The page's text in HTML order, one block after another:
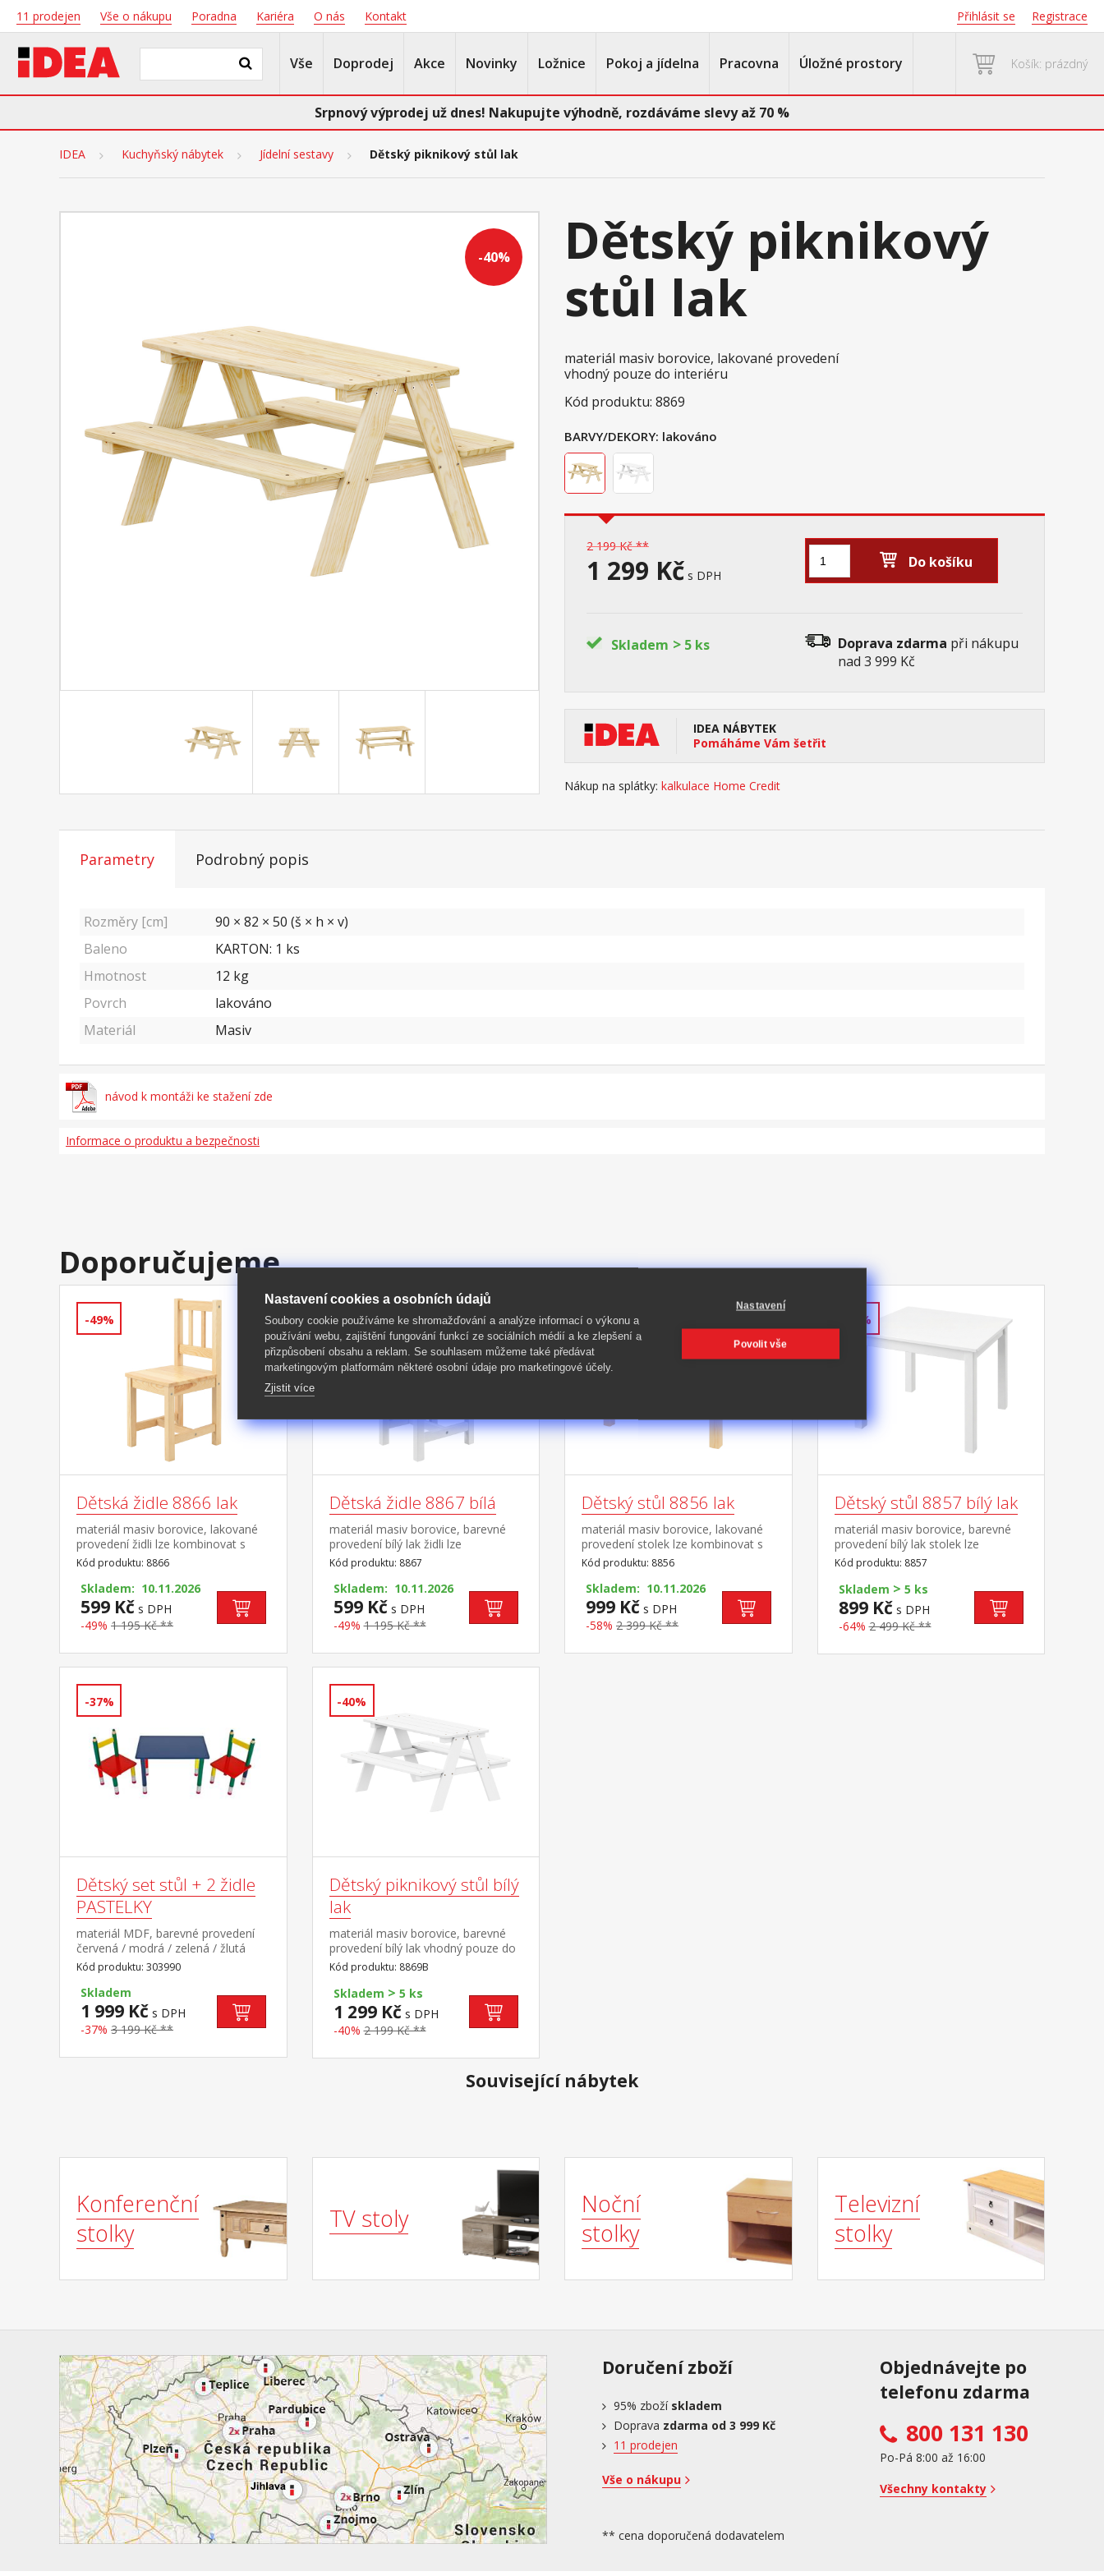
11 prodejen Vše o nákupu Poradna Kariéra O nás Kontakt Přihlásit se Registrace
Vše Doprodej Akce Novinky Ložnice Pokoj a jídelna Pracovna Úložné prostory Košík: prázdný
Srpnový výprodej už dnes! Nakupujte výhodně, rozdáváme slevy až 70 %
IDEA Kuchyňský nábytek Jídelní sestavy Dětský piknikový stůl lak
-40%
Dětský piknikový
stůl lak
materiál masiv borovice, lakované provedení
vhodný pouze do interiéru
Kód produktu: 8869
BARVY/DEKORY: lakováno
2 199 Kč **
1 299 Kč s DPH
Do košíku
Skladem > 5 ks Doprava zdarma při nákupu
nad 3 999 Kč
IDEA NÁBYTEK
Pomáháme Vám šetřit
Nákup na splátky: kalkulace Home Credit
Parametry Podrobný popis
Rozměry [cm]
90 × 82 × 50 (š × h × v)
Baleno
KARTON: 1 ks
Hmotnost
12 kg
Povrch
lakováno
Materiál
Masiv
návod k montáži ke stažení zde
Informace o produktu a bezpečnosti
Doporučujeme
-49%
Dětská židle 8866 lak
materiál masiv borovice, lakované
provedení židli lze kombinovat s
dětským stolečkem 8856 výška
sedu 30 cm, vhodné pro děti od 3
let
Kód produktu: 8866
Skladem: 10.11.2026
599 Kč s DPH
-49% 1 195 Kč **
-49%
Dětská židle 8867 bílá
materiál masiv borovice, barevné
provedení bílý lak židli lze
kombinovat s dětským stolečkem
8857 výška sedu 30 cm, vhodné pro
děti od 3 let
Kód produktu: 8867
Skladem: 10.11.2026
599 Kč s DPH
-49% 1 195 Kč **
-58%
Dětský stůl 8856 lak
materiál masiv borovice, lakované
provedení stolek lze kombinovat s
dětskou židličkou 8866 vhodné pro
děti od 3 let
Kód produktu: 8856
Skladem: 10.11.2026
999 Kč s DPH
-58% 2 399 Kč **
-64%
Dětský stůl 8857 bílý lak
materiál masiv borovice, barevné
provedení bílý lak stolek lze
kombinovat s dětskou židličkou
8867 vhodné pro děti od 3 let
Kód produktu: 8857
Skladem > 5 ks
899 Kč s DPH
-64% 2 499 Kč **
-37%
Dětský set stůl + 2 židle
PASTELKY
materiál MDF, barevné provedení
červená / modrá / zelená / žlutá
rozměr stolu (š/h/v) 60 × 39 × 42
cm rozměr židle (š/h/v) 28 × 28 × 50
cm
Kód produktu: 303990
Skladem
1 999 Kč s DPH
-37% 3 199 Kč **
-40%
Dětský piknikový stůl bílý
lak
materiál masiv borovice, barevné
provedení bílý lak vhodný pouze do
interiéru
Kód produktu: 8869B
Skladem > 5 ks
1 299 Kč s DPH
-40% 2 199 Kč **
Související nábytek
Konferenční
stolky
TV stoly
Noční
stolky
Televizní
stolky
Doručení zboží
95% zboží skladem
Doprava zdarma od 3 999 Kč
11 prodejen
Vše o nákupu
** cena doporučená dodavatelem
Objednávejte po
telefonu zdarma
800 131 130
Po-Pá 8:00 až 16:00
Všechny kontakty
Nastavení cookies a osobních údajů
Soubory cookie používáme ke shromažďování a analýze informací o výkonu a
používání webu, zajištění fungování funkcí ze sociálních médií a ke zlepšení a
přizpůsobení obsahu a reklam. Se souhlasem můžeme také předávat
marketingovým platformám některé osobní údaje pro marketingové účely.
Zjistit více
Nastavení
Povolit vše